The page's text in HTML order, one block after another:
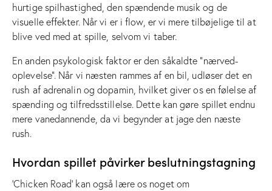
hurtige spilhastighed, den spændende musik og de
visuelle effekter. Når vi er i flow, er vi mere tilbøjelige til at
blive ved med at spille, selvom vi taber.
En anden psykologisk faktor er den såkaldte “nærved-
oplevelse”. Når vi næsten rammes af en bil, udløser det en
rush af adrenalin og dopamin, hvilket giver os en følelse af
spænding og tilfredsstillelse. Dette kan gøre spillet endnu
mere vanedannende, da vi begynder at jage den næste
rush.
Hvordan spillet påvirker beslutningstagning
‘Chicken Road’ kan også lære os noget om